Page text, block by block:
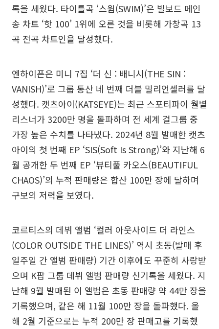
록을 세웠다. 타이틀곡 ‘스윔(SWIM)’은 빌보드 메인
송 차트 ‘핫 100’ 1위에 오른 것을 비롯해 가창곡 13
곡 전곡 차트인을 달성했다.
엔하이픈은 미니 7집 ‘더 신 : 배니시(THE SIN :
VANISH)’로 그룹 통산 네 번째 더블 밀리언셀러를 달
성했다. 캣츠아이(KATSEYE)는 최근 스포티파이 월별
리스너가 3200만 명을 돌파하며 전 세계 걸그룹 중
가장 높은 수치를 나타냈다. 2024년 8월 발매한 캣츠
아이의 첫 번째 EP ‘SIS(Soft Is Strong)’와 지난해 6
월 공개한 두 번째 EP ‘뷰티풀 카오스(BEAUTIFUL
CHAOS)’의 누적 판매량은 합산 100만 장에 달하며
구보의 저력을 보였다.
코르티스의 데뷔 앨범 ‘컬러 아웃사이드 더 라인스
(COLOR OUTSIDE THE LINES)’ 역시 초동(발매 후
일주일 간 앨범 판매량) 기간 이후에도 꾸준히 사랑받
으며 K팝 그룹 데뷔 앨범 판매량 신기록을 세웠다. 지
난해 9월 발매된 이 앨범은 초동 판매량 약 44만 장을
기록했으며, 같은 해 11월 100만 장을 돌파했다. 올
해 2월 기준으로는 누적 200만 장 판매고를 기록했